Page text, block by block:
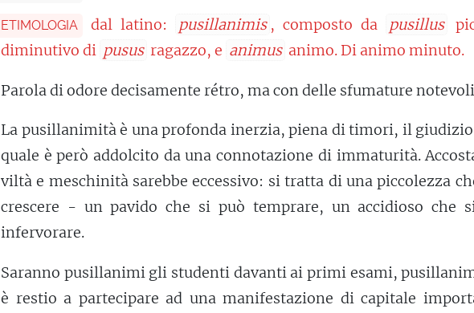
ETIMOLOGIA dal latino: pusillanimis , composto da pusillus
diminutivo di pusus ragazzo, e animus animo. Di animo minuto.
Parola di odore decisamente rétro, ma con delle sfumature
La pusillanimità è una profonda inerzia, piena di timori, il
quale è però addolcito da una connotazione di immaturità.
viltà e meschinità sarebbe eccessivo: si tratta di una piccolezza
crescere - un pavido che si può temprare, un accidioso che
infervorare.
Saranno pusillanimi gli studenti davanti ai primi esami,
è restio a partecipare ad una manifestazione di capitale